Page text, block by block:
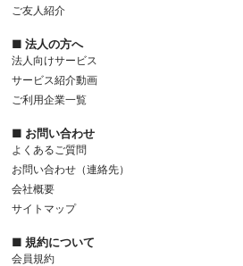
ご友人紹介
■ 法人の方へ
法人向けサービス
サービス紹介動画
ご利用企業一覧
■ お問い合わせ
よくあるご質問
お問い合わせ（連絡先）
会社概要
サイトマップ
■ 規約について
会員規約